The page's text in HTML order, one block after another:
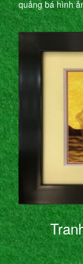
quảng bá hình